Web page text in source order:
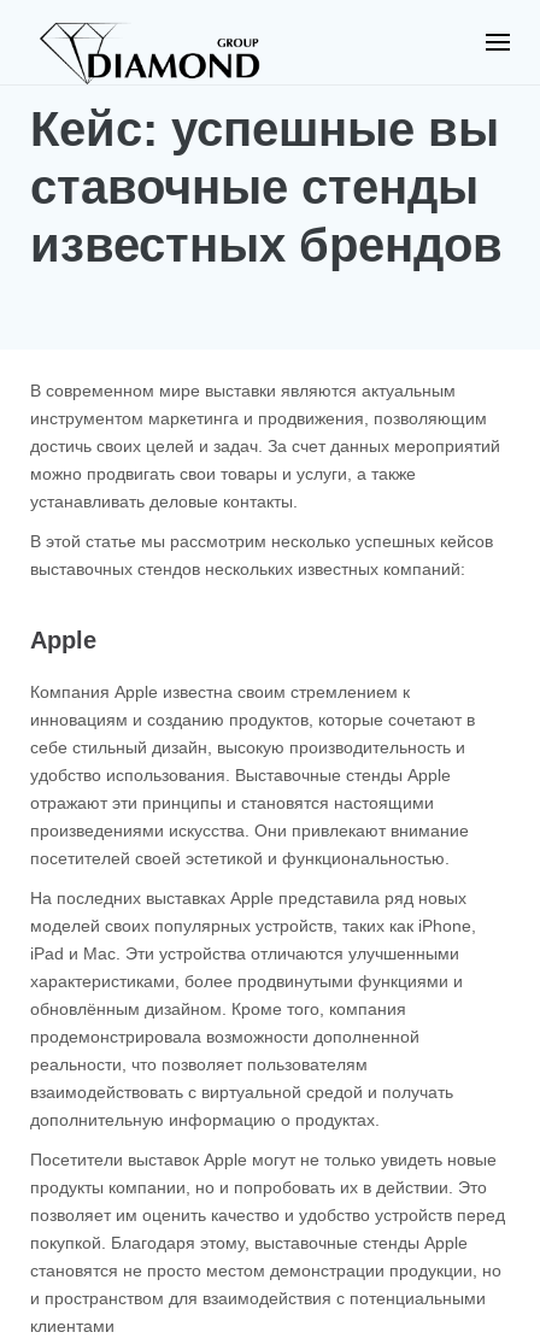
Кейс: успешные вы
ставочные стенды
известных брендов
В современном мире выставки являются актуальным
инструментом маркетинга и продвижения, позволяющим
достичь своих целей и задач. За счет данных мероприятий
можно продвигать свои товары и услуги, а также
устанавливать деловые контакты.
В этой статье мы рассмотрим несколько успешных кейсов
выставочных стендов нескольких известных компаний:
Apple
Компания Apple известна своим стремлением к
инновациям и созданию продуктов, которые сочетают в
себе стильный дизайн, высокую производительность и
удобство использования. Выставочные стенды Apple
отражают эти принципы и становятся настоящими
произведениями искусства. Они привлекают внимание
посетителей своей эстетикой и функциональностью.
На последних выставках Apple представила ряд новых
моделей своих популярных устройств, таких как iPhone,
iPad и Mac. Эти устройства отличаются улучшенными
характеристиками, более продвинутыми функциями и
обновлённым дизайном. Кроме того, компания
продемонстрировала возможности дополненной
реальности, что позволяет пользователям
взаимодействовать с виртуальной средой и получать
дополнительную информацию о продуктах.
Посетители выставок Apple могут не только увидеть новые
продукты компании, но и попробовать их в действии. Это
позволяет им оценить качество и удобство устройств перед
покупкой. Благодаря этому, выставочные стенды Apple
становятся не просто местом демонстрации продукции, но
и пространством для взаимодействия с потенциальными
клиентами